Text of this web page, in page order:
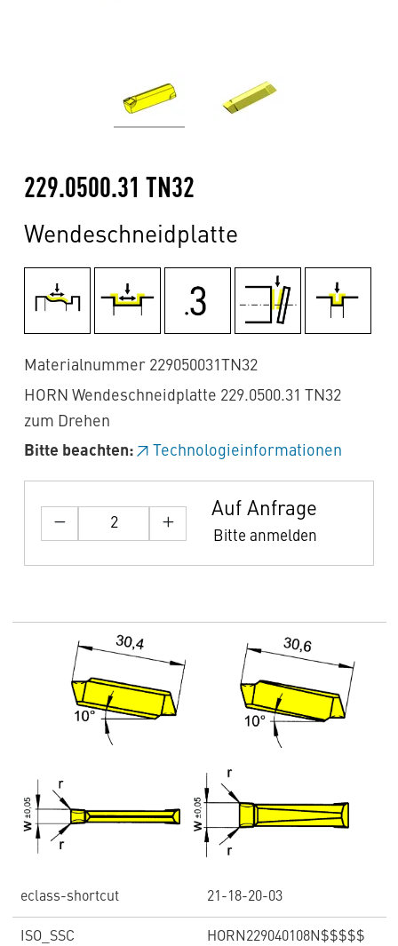
229.0500.31 TN32
Wendeschneidplatte
Materialnummer 229050031TN32
HORN Wendeschneidplatte 229.0500.31 TN32
zum Drehen
Bitte beachten:
Technologieinformationen
Auf Anfrage
Bitte anmelden
eclass-shortcut 21-18-20-03
ISO_SSC HORN229040108N$$$$$